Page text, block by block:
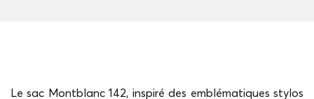
Le sac Montblanc 142, inspiré des emblématiques stylos